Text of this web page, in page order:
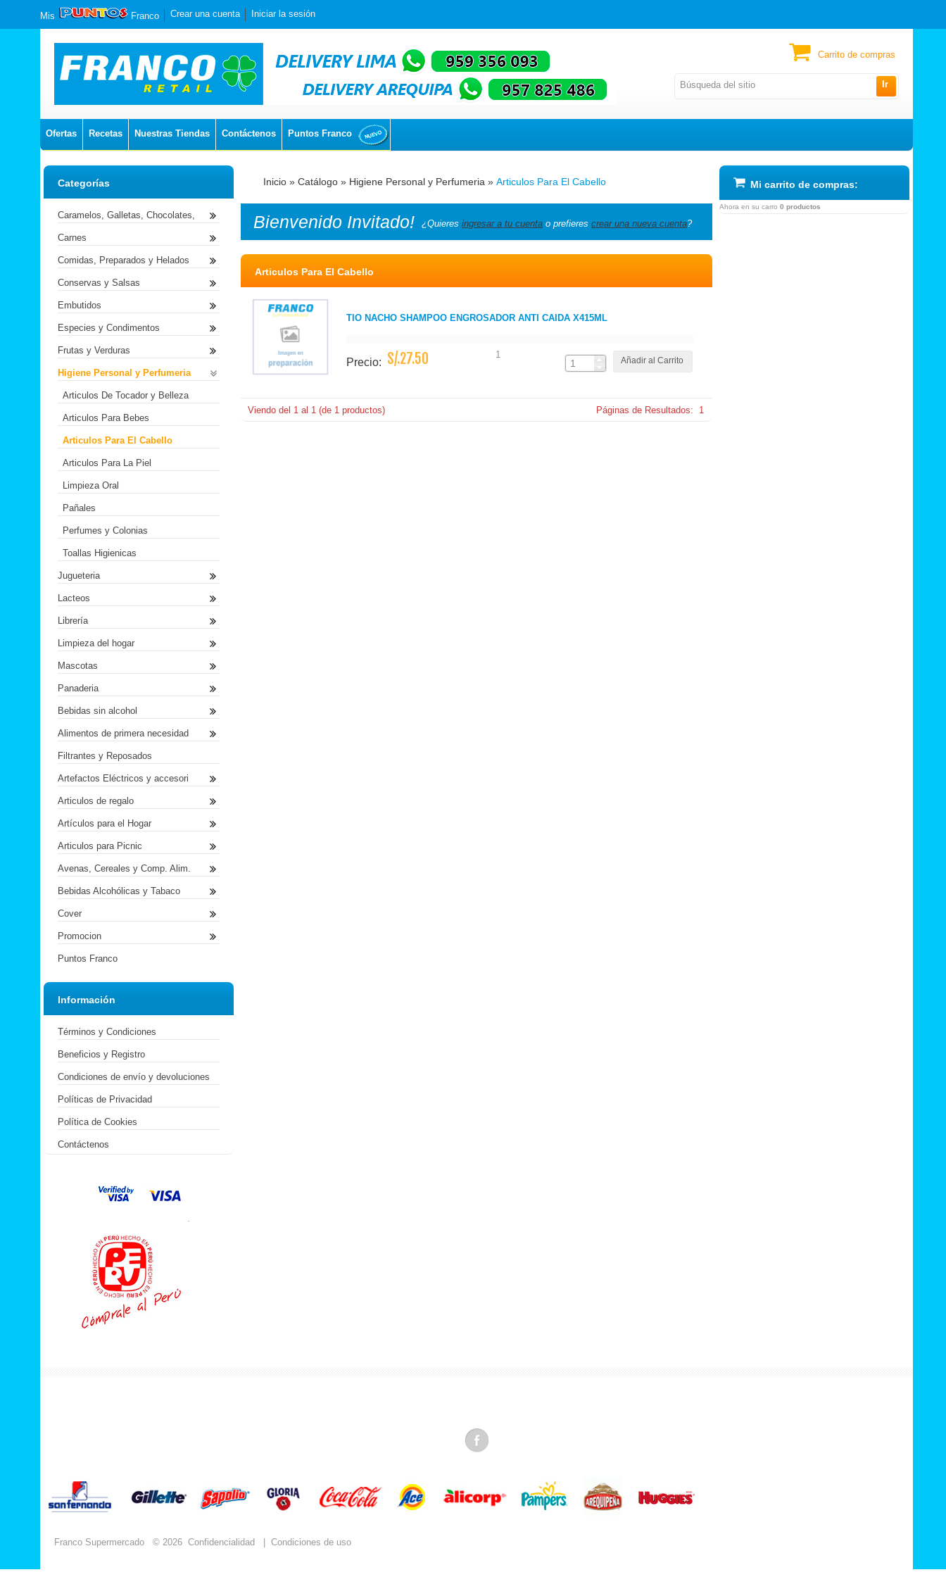
Ir
Mis Franco Crear una cuenta Iniciar la sesión
Ofertas Recetas Nuestras Tiendas Contáctenos Puntos Franco
Carrito de compras
Inicio » Catálogo » Higiene Personal y Perfumeria » Articulos Para El Cabello
Bienvenido Invitado! ¿Quieres ingresar a tu cuenta o prefieres crear una nueva cuenta?
Articulos Para El Cabello
TIO NACHO SHAMPOO ENGROSADOR ANTI CAIDA X415ML
Precio: S/.27.50 1
Añadir al Carrito
Viendo del 1 al 1 (de 1 productos) Páginas de Resultados: 1
Categorías
Caramelos, Galletas, Chocolates,
Carnes
Comidas, Preparados y Helados
Conservas y Salsas
Embutidos
Especies y Condimentos
Frutas y Verduras
Higiene Personal y Perfumeria
Articulos De Tocador y Belleza
Articulos Para Bebes
Articulos Para El Cabello
Articulos Para La Piel
Limpieza Oral
Pañales
Perfumes y Colonias
Toallas Higienicas
Jugueteria
Lacteos
Librería
Limpieza del hogar
Mascotas
Panaderia
Bebidas sin alcohol
Alimentos de primera necesidad
Filtrantes y Reposados
Artefactos Eléctricos y accesori
Articulos de regalo
Artículos para el Hogar
Articulos para Picnic
Avenas, Cereales y Comp. Alim.
Bebidas Alcohólicas y Tabaco
Cover
Promocion
Puntos Franco
Información
Términos y Condiciones
Beneficios y Registro
Condiciones de envío y devoluciones
Políticas de Privacidad
Política de Cookies
Contáctenos
.
Mi carrito de compras:
Ahora en su carro 0 productos
Franco Supermercado © 2026 Confidencialidad Condiciones de uso